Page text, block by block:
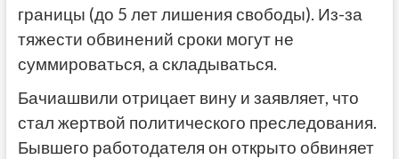
границы (до 5 лет лишения свободы). Из-за
тяжести обвинений сроки могут не
суммироваться, а складываться.
Бачиашвили отрицает вину и заявляет, что
стал жертвой политического преследования.
Бывшего работодателя он открыто обвиняет